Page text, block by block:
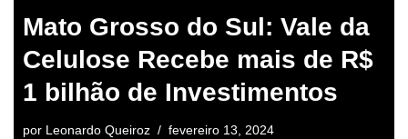
Mato Grosso do Sul: Vale da
Celulose Recebe mais de R$
1 bilhão de Investimentos
por Leonardo Queiroz fevereiro 13, 2024